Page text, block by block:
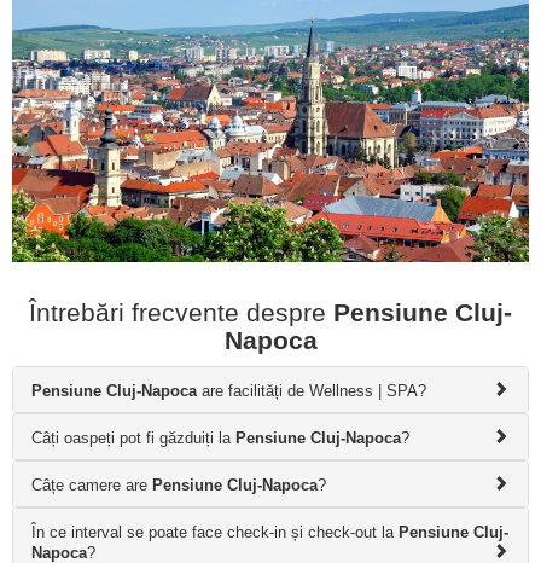
Întrebări frecvente despre Pensiune Cluj-
Napoca
Pensiune Cluj-Napoca are facilități de Wellness | SPA?
Câți oaspeți pot fi găzduiți la Pensiune Cluj-Napoca?
Câțe camere are Pensiune Cluj-Napoca?
În ce interval se poate face check-in și check-out la Pensiune Cluj-
Napoca?